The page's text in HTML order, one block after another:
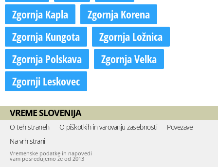
Zgornja Kapla
Zgornja Korena
Zgornja Kungota
Zgornja Ložnica
Zgornja Polskava
Zgornja Velka
Zgornji Leskovec
VREME SLOVENIJA
O teh straneh O piškotkih in varovanju zasebnosti
Povezave
Na vrh strani
Vremenske podatke in napovedi
vam posredujemo že od 2013